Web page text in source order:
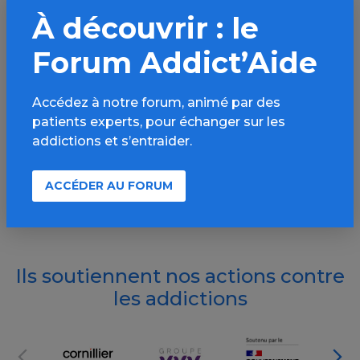
À découvrir : le
Forum Addict’Aide
Accédez à notre forum, animé par des
patients experts, pour échanger sur les
addictions et s’entraider.
ACCÉDER AU FORUM
Lutter contre les addictions,
c'est aussi s'informer
SUIVEZ-NOUS
Facebook (nouvelle fenêtre)
Instagram (nouvelle fenêtre)
Ils soutiennent nos actions contre
les addictions